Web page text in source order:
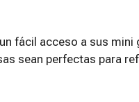
fácil acceso a sus
sean perfectas para